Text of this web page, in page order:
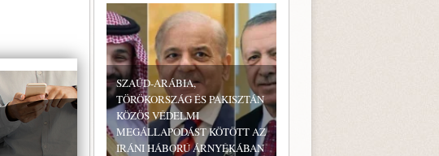
SZAÚD-ARÁBIA,
TÖRÖKORSZÁG ÉS PAKISZTÁN
KÖZÖS VÉDELMI
MEGÁLLAPODÁST KÖTÖTT AZ
IRÁNI HÁBORÚ ÁRNYÉKÁBAN